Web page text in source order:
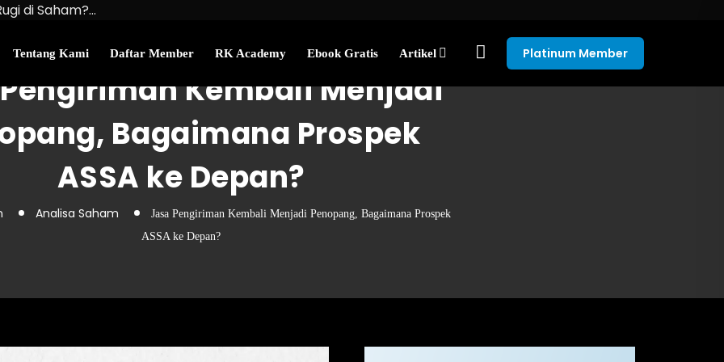
di Saham?…
Uang Perlu…
Tentang Kami Daftar Member RK Academy Ebook Gratis Artikel Platinum Member
Kembali Menjadi
Bagaimana Prospek
ASSA ke Depan?
Analisa Saham
Jasa Pengiriman Kembali Menjadi Penopang, Bagaimana Prospek
ASSA ke Depan?